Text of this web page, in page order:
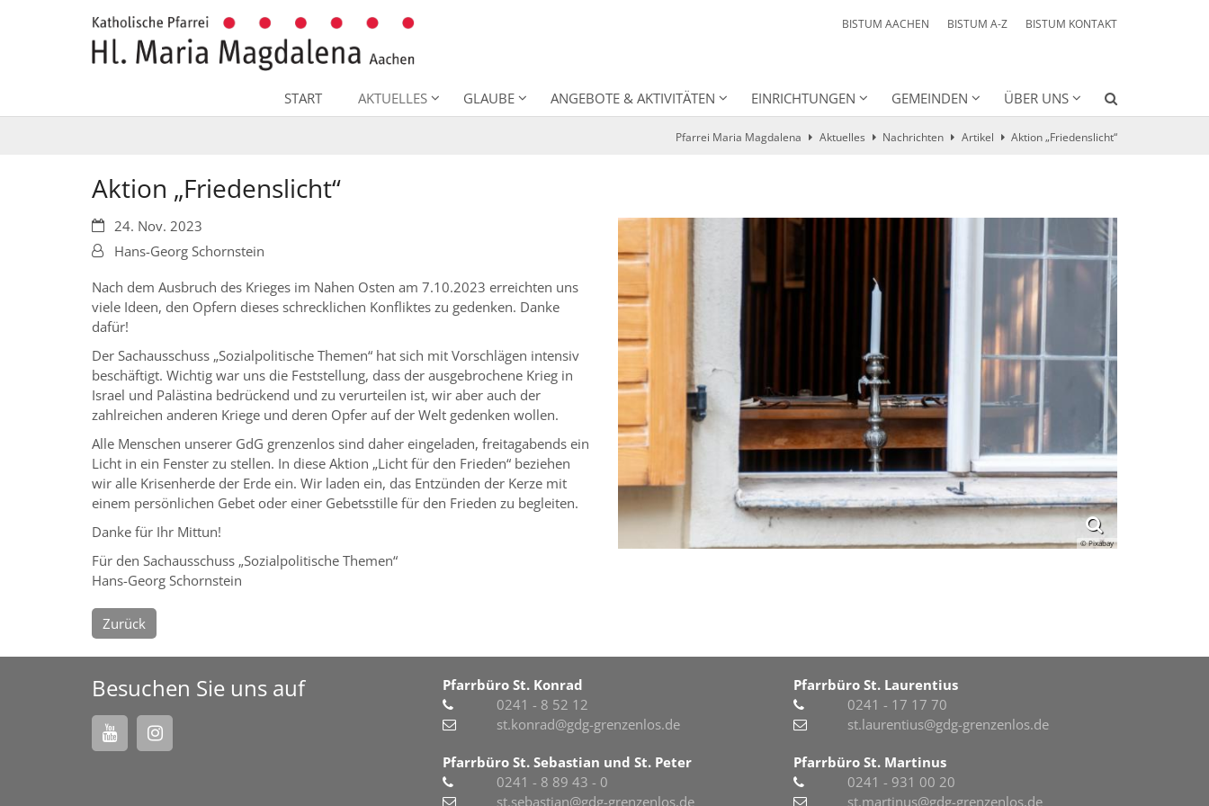
BISTUM AACHEN BISTUM A-Z BISTUM KONTAKT
START AKTUELLES GLAUBE ANGEBOTE & AKTIVITÄTEN EINRICHTUNGEN GEMEINDEN ÜBER UNS
Pfarrei Maria Magdalena Aktuelles Nachrichten Artikel Aktion „Friedenslicht“
Aktion „Friedenslicht“
© Pixabay
Datum:24. Nov. 2023
Von:Hans-Georg Schornstein
Nach dem Ausbruch des Krieges im Nahen Osten am 7.10.2023 erreichten uns
viele Ideen, den Opfern dieses schrecklichen Konfliktes zu gedenken. Danke
dafür!
Der Sachausschuss „Sozialpolitische Themen“ hat sich mit Vorschlägen intensiv
beschäftigt. Wichtig war uns die Feststellung, dass der ausgebrochene Krieg in
Israel und Palästina bedrückend und zu verurteilen ist, wir aber auch der
zahlreichen anderen Kriege und deren Opfer auf der Welt gedenken wollen.
Alle Menschen unserer GdG grenzenlos sind daher eingeladen, freitagabends ein
Licht in ein Fenster zu stellen. In diese Aktion „Licht für den Frieden“ beziehen
wir alle Krisenherde der Erde ein. Wir laden ein, das Entzünden der Kerze mit
einem persönlichen Gebet oder einer Gebetsstille für den Frieden zu begleiten.
Danke für Ihr Mittun!
Für den Sachausschuss „Sozialpolitische Themen“
Hans-Georg Schornstein
Zurück
Besuchen Sie uns auf
Pfarrbüro St. Konrad
0241 - 8 52 12
st.konrad@gdg-grenzenlos.de
Pfarrbüro St. Sebastian und St. Peter
0241 - 8 89 43 - 0
st.sebastian@gdg-grenzenlos.de
Pfarrbüro St. Laurentius
0241 - 17 17 70
st.laurentius@gdg-grenzenlos.de
Pfarrbüro St. Martinus
0241 - 931 00 20
st.martinus@gdg-grenzenlos.de